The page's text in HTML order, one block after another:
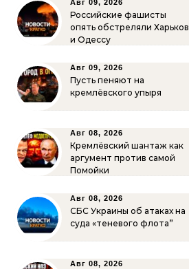
Авг 09, 2026
Российские фашисты
опять обстреляли Харьков
и Одессу
Авг 09, 2026
Пусть пеняют на
кремлёвского упыря
Авг 08, 2026
Кремлёвский шантаж как
аргумент против самой
Помойки
Авг 08, 2026
СБС Украины об атаках на
суда «теневого флота”
Авг 08, 2026